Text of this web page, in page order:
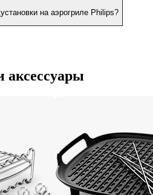
на аэрогриле Philips?
аксессуары